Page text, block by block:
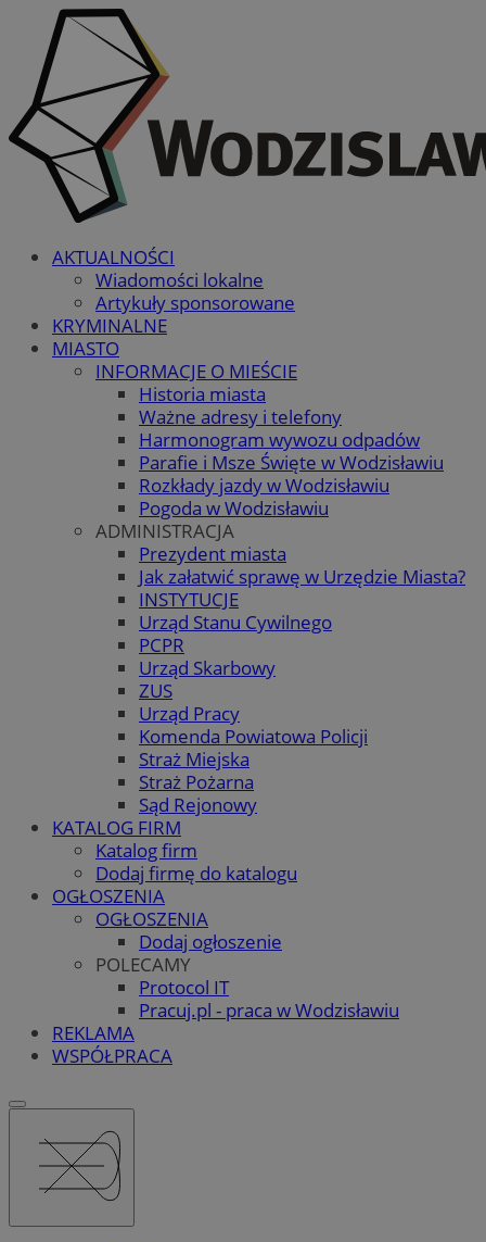
AKTUALNOŚCI
Wiadomości lokalne
Artykuły sponsorowane
KRYMINALNE
MIASTO
INFORMACJE O MIEŚCIE
Historia miasta
Ważne adresy i telefony
Harmonogram wywozu odpadów
Parafie i Msze Święte w Wodzisławiu
Rozkłady jazdy w Wodzisławiu
Pogoda w Wodzisławiu
ADMINISTRACJA
Prezydent miasta
Jak załatwić sprawę w Urzędzie Miasta?
INSTYTUCJE
Urząd Stanu Cywilnego
PCPR
Urząd Skarbowy
ZUS
Urząd Pracy
Komenda Powiatowa Policji
Straż Miejska
Straż Pożarna
Sąd Rejonowy
KATALOG FIRM
Katalog firm
Dodaj firmę do katalogu
OGŁOSZENIA
OGŁOSZENIA
Dodaj ogłoszenie
POLECAMY
Protocol IT
Pracuj.pl - praca w Wodzisławiu
REKLAMA
WSPÓŁPRACA